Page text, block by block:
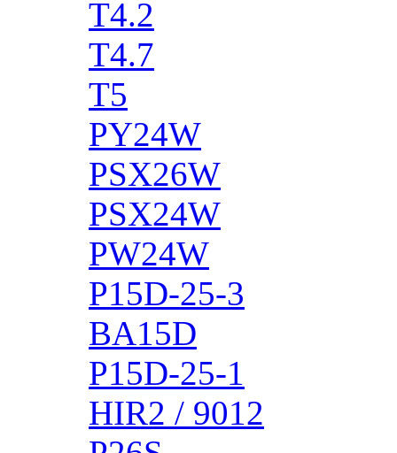
T4.2
T4.7
T5
PY24W
PSX26W
PSX24W
PW24W
P15D-25-3
BA15D
P15D-25-1
HIR2 / 9012